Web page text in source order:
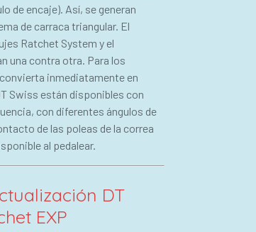
de encaje). Así, se generan
de carraca triangular. El
Ratchet System y el
una contra otra. Para los
inmediatamente en
Swiss están disponibles con
con diferentes ángulos de
de las poleas de la correa
al pedalear.
DT
EXP